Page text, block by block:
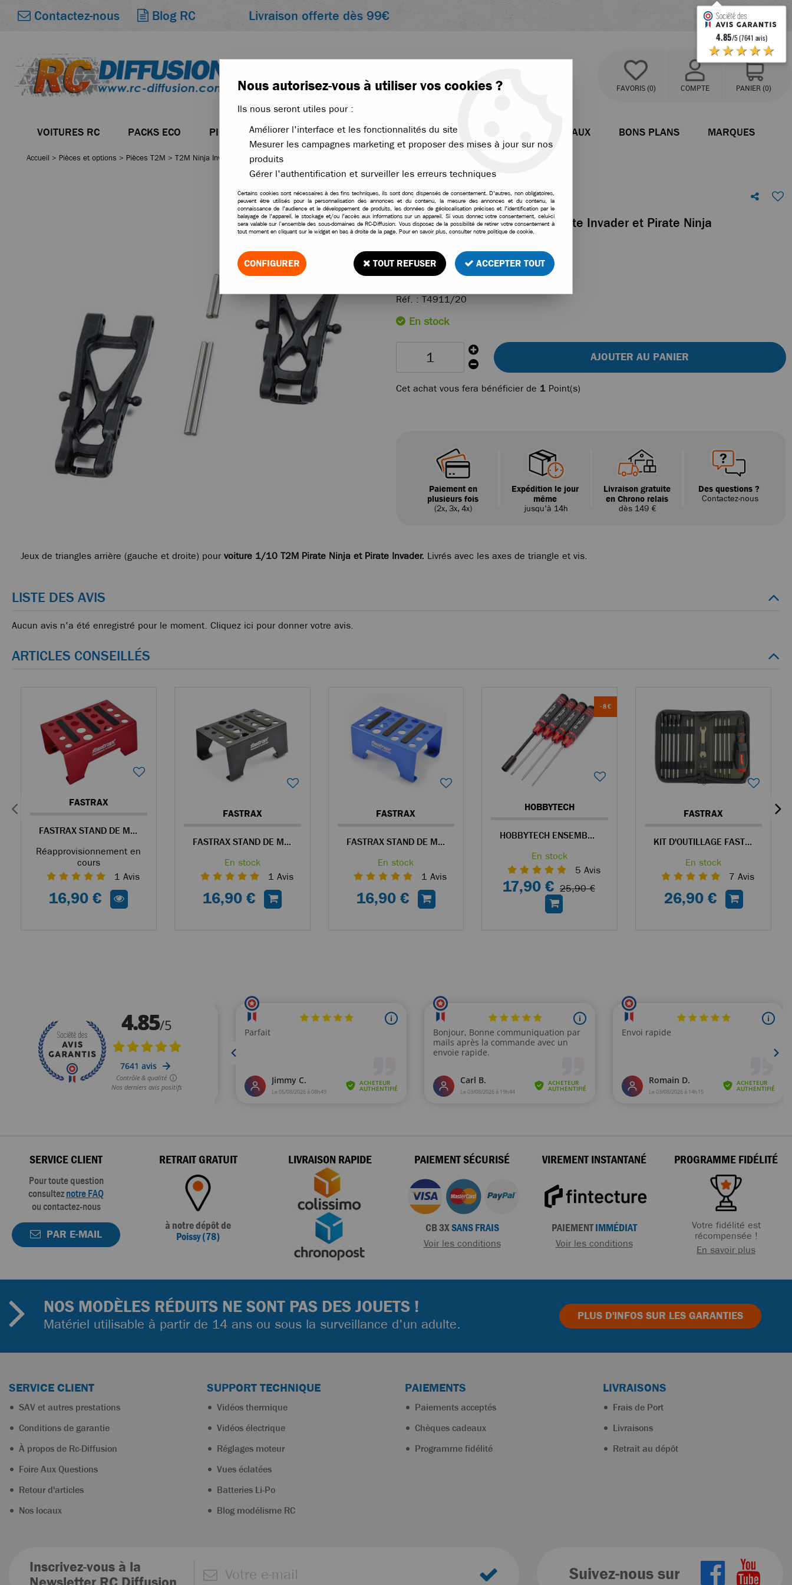
Contactez-nous Blog RC Livraison offerte dès 99€
FAVORIS (0) COMPTE PANIER (0)
VOITURES RC PACKS ECO PIÈCES ACCESSOIRES ÉLECTRONIQUE BATEAUX BONS PLANS MARQUES
Accueil > Pièces et options > Pièces T2M > T2M Ninja Invader Crusher >T2M triangles arrières pour Pirate Invader et Pirate Ninja
T2M triangles arrières pour Pirate Invader et Pirate Ninja
6,50 €TTC
Réf. : T4911/20
En stock
AJOUTER AU PANIER
Cet achat vous fera bénéficier de 1 Point(s)
Paiement en
plusieurs fois
(2x, 3x, 4x)
Expédition le jour
même
jusqu'à 14h
Livraison gratuite
en Chrono relais
dès 149 €
Des questions ?
Contactez-nous
Jeux de triangles arrière (gauche et droite) pour voiture 1/10 T2M Pirate Ninja et Pirate Invader. Livrés avec les axes de triangle et vis.
LISTE DES AVIS
Aucun avis n'a été enregistré pour le moment. Cliquez ici pour donner votre avis.
ARTICLES CONSEILLÉS
FASTRAX
FASTRAX STAND DE MAINTENANCE ROUGE POUR VOITURE RC
Réapprovisionnement en
cours
1 Avis
16,90 €
FASTRAX
FASTRAX STAND DE MAINTENANCE NOIR POUR VOITURE RC
En stock
1 Avis
16,90 €
FASTRAX
FASTRAX STAND DE MAINTENANCE BLEU POUR VOITURE RC
En stock
1 Avis
16,90 €
- 8 €
HOBBYTECH
HOBBYTECH ENSEMBLE DE TROIS TOURNEVIS BTR MANCHE ALU + CLÉ À DOUILLE DE 7MM
En stock
5 Avis
17,90 € 25,90 €
FASTRAX
KIT D'OUTILLAGE FASTRAX AVEC ÉTUI POUR VOITURES TÉLÉCOMMANDÉES
En stock
7 Avis
26,90 €
SERVICE CLIENT
Pour toute question
consulteznotre FAQ
ou contactez-nous
PAR E-MAIL
RETRAIT GRATUIT
à notre dépôt de
Poissy (78)
LIVRAISON RAPIDE PAIEMENT SÉCURISÉ
CB 3XSANS FRAIS
Voir les conditions
VIREMENT INSTANTANÉ
PAIEMENTIMMÉDIAT
Voir les conditions
PROGRAMME FIDÉLITÉ
Votre fidélité est
récompensée !
En savoir plus
NOS MODÈLES RÉDUITS NE SONT PAS DES JOUETS !
Matériel utilisable à partir de 14 ans ou sous la surveillance d'un adulte.
PLUS D'INFOSSUR LES GARANTIES
SERVICE CLIENT
SAV et autres prestations
Conditions de garantie
À propos de Rc-Diffusion
Foire Aux Questions
Retour d'articles
Nos locaux
SUPPORT TECHNIQUE
Vidéos thermique
Vidéos électrique
Réglages moteur
Vues éclatées
Batteries Li-Po
Blog modélisme RC
PAIEMENTS
Paiements acceptés
Chèques cadeaux
Programme fidélité
LIVRAISONS
Frais de Port
Livraisons
Retrait au dépôt
Inscrivez-vous à la
Suivez-nous sur
Nous autorisez-vous à utiliser vos cookies ?
Ils nous seront utiles pour :
Améliorer l'interface et les fonctionnalités du site
Mesurer les campagnes marketing et proposer des mises à jour sur nos
produits
Gérer l'authentification et surveiller les erreurs techniques
Certains cookies sont nécessaires à des fins techniques, ils sont donc dispensés de consentement. D'autres, non obligatoires,
peuvent être utilisés pour la personnalisation des annonces et du contenu, la mesure des annonces et du contenu, la
connaissance de l'audience et le développement de produits, les données de géolocalisation précises et l'identification par le
balayage de l'appareil, le stockage et/ou l'accès aux informations sur un appareil. Si vous donnez votre consentement, celui-ci
sera valable sur l’ensemble des sous-domaines de RC-Diffusion. Vous disposez de la possibilité de retirer votre consentement à
tout moment en cliquant sur le widget en bas à droite de la page. Pour en savoir plus, consulter notre politique de cookie.
CONFIGURER TOUT REFUSER ACCEPTER TOUT
4.85/5 (7641 avis)
★★★★★